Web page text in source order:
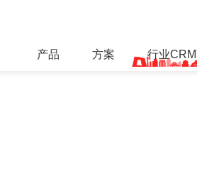
产品 方案 行业